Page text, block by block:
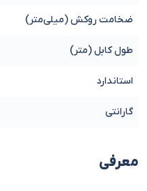
ضخامت روکش (میلی‌متر)
طول کابل (متر)
استاندارد
گارانتی
معرفی